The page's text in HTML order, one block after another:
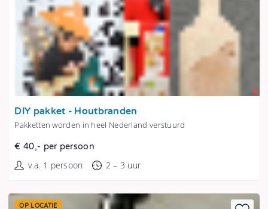
Tonen
DIY pakket - Houtbranden
Pakketten worden in heel Nederland verstuurd
€ 40,- per persoon
v.a. 1 persoon 2 – 3 uur
OP LOCATIE